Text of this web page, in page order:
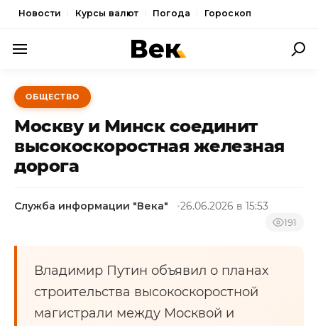
Новости Курсы валют Погода Гороскоп
ПОЛИТИКА
ЭКОНОМИКА
ОБЩЕСТВО
СПОРТ
ОБЩЕСТВО
Москву и Минск соединит
высокоскоростная железная
дорога
Служба информации "Века" 26.06.2026 в 15:53
191
Владимир Путин объявил о планах
строительства высокоскоростной
магистрали между Москвой и